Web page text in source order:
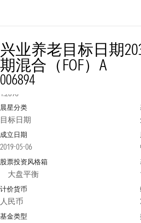
兴业养老目标日期
期混合（FOF）A
006894
净值2026-08-04
1.2898
晨星分类
目标日期
成立日期
2019-05-06
股票投资风格箱
大盘平衡
计价货币
人民币
基金类型